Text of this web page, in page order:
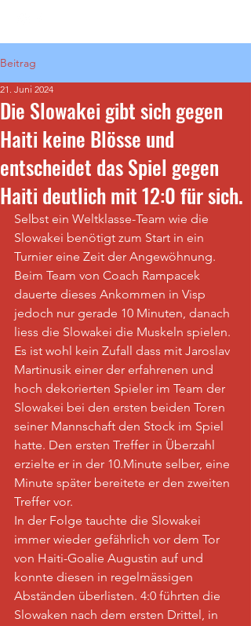
Beitrag
Die Slowakei gibt sich gegen
Haiti keine Blösse und
entscheidet das Spiel gegen
Haiti deutlich mit 12:0 für sich.
21. Juni 2024
Selbst ein Weltklasse-Team wie die
Slowakei benötigt zum Start in ein
Turnier eine Zeit der Angewöhnung.
Beim Team von Coach Rampacek
dauerte dieses Ankommen in Visp
jedoch nur gerade 10 Minuten, danach
liess die Slowakei die Muskeln spielen.
Es ist wohl kein Zufall dass mit Jaroslav
Martinusik einer der erfahrenen und
hoch dekorierten Spieler im Team der
Slowakei bei den ersten beiden Toren
seiner Mannschaft den Stock im Spiel
hatte. Den ersten Treffer in Überzahl
erzielte er in der 10.Minute selber, eine
Minute später bereitete er den zweiten
Treffer vor.
In der Folge tauchte die Slowakei
immer wieder gefährlich vor dem Tor
von Haiti-Goalie Augustin auf und
konnte diesen in regelmässigen
Abständen überlisten. 4:0 führten die
Slowaken nach dem ersten Drittel, in